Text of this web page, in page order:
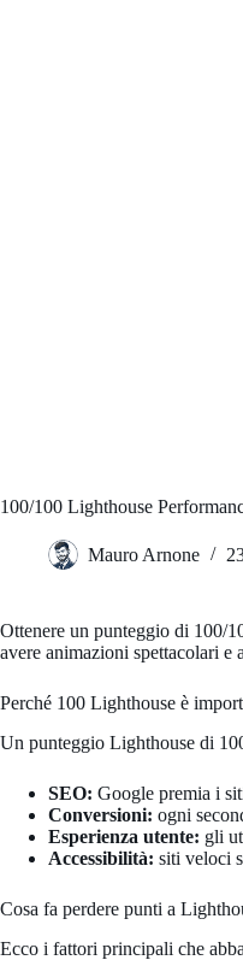
100/100 Lighthouse
Mauro Arnone
Ottenere un punteggio di 100/
avere animazioni spettacolari e
Perché 100 Lighthouse è
Un punteggio Lighthouse di
SEO: Google premia i
Conversioni: ogni
Esperienza utente: gli
Accessibilità: siti veloci
Cosa fa perdere punti a
Ecco i fattori principali che